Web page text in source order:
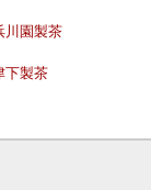
川園製茶
下製茶